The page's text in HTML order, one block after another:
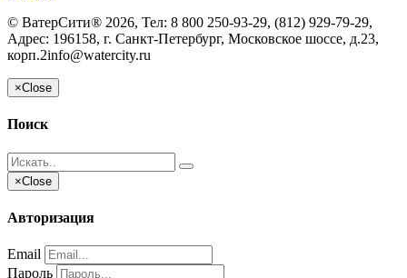
© ВатерСити® 2026, Тел: 8 800 250-93-29, (812) 929-79-29,
Адрес: 196158, г. Санкт-Петербург, Московское шоссе, д.23,
корп.2info@watercity.ru
×Close
Поиск
×Close
Авторизация
Email
Пароль